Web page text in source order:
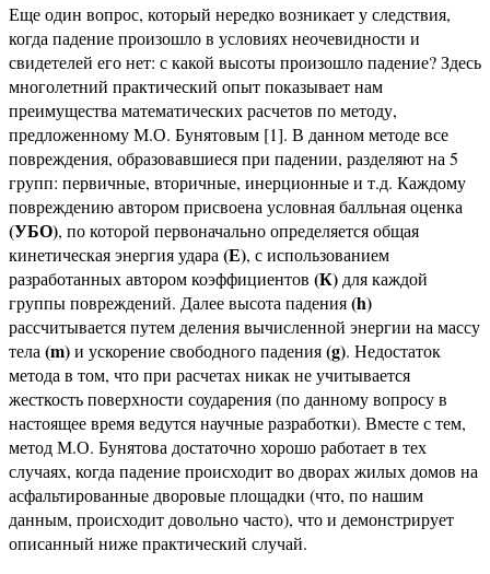
Еще один вопрос, который нередко возникает у следствия,
когда падение произошло в условиях неочевидности и
свидетелей его нет: с какой высоты произошло падение? Здесь
многолетний практический опыт показывает нам
преимущества математических расчетов по методу,
предложенному М.О. Бунятовым [1]. В данном методе все
повреждения, образовавшиеся при падении, разделяют на 5
групп: первичные, вторичные, инерционные и т.д. Каждому
повреждению автором присвоена условная балльная оценка
(УБО), по которой первоначально определяется общая
кинетическая энергия удара (Е), с использованием
разработанных автором коэффициентов (К) для каждой
группы повреждений. Далее высота падения(h)
рассчитывается путем деления вычисленной энергии на массу
тела (m)и ускорение свободного падения(g). Недостаток
метода в том, что при расчетах никак не учитывается
жесткость поверхности соударения (по данному вопросу в
настоящее время ведутся научные разработки). Вместе с тем,
метод М.О. Бунятова достаточно хорошо работает в тех
случаях, когда падение происходит во дворах жилых домов на
асфальтированные дворовые площадки (что, по нашим
данным, происходит довольно часто), что и демонстрирует
описанный ниже практический случай.